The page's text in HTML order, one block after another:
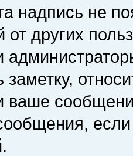
надпись не
от других
заметку,
ваше